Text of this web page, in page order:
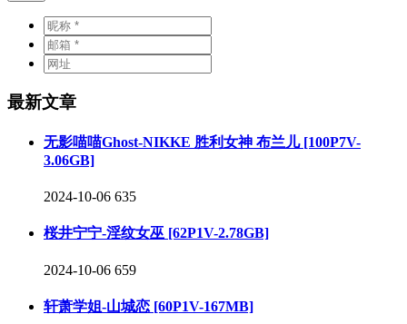
最新文章
无影喵喵Ghost-NIKKE 胜利女神 布兰儿 [100P7V-
3.06GB]
2024-10-06 635
桜井宁宁-淫纹女巫 [62P1V-2.78GB]
2024-10-06 659
轩萧学姐-山城恋 [60P1V-167MB]